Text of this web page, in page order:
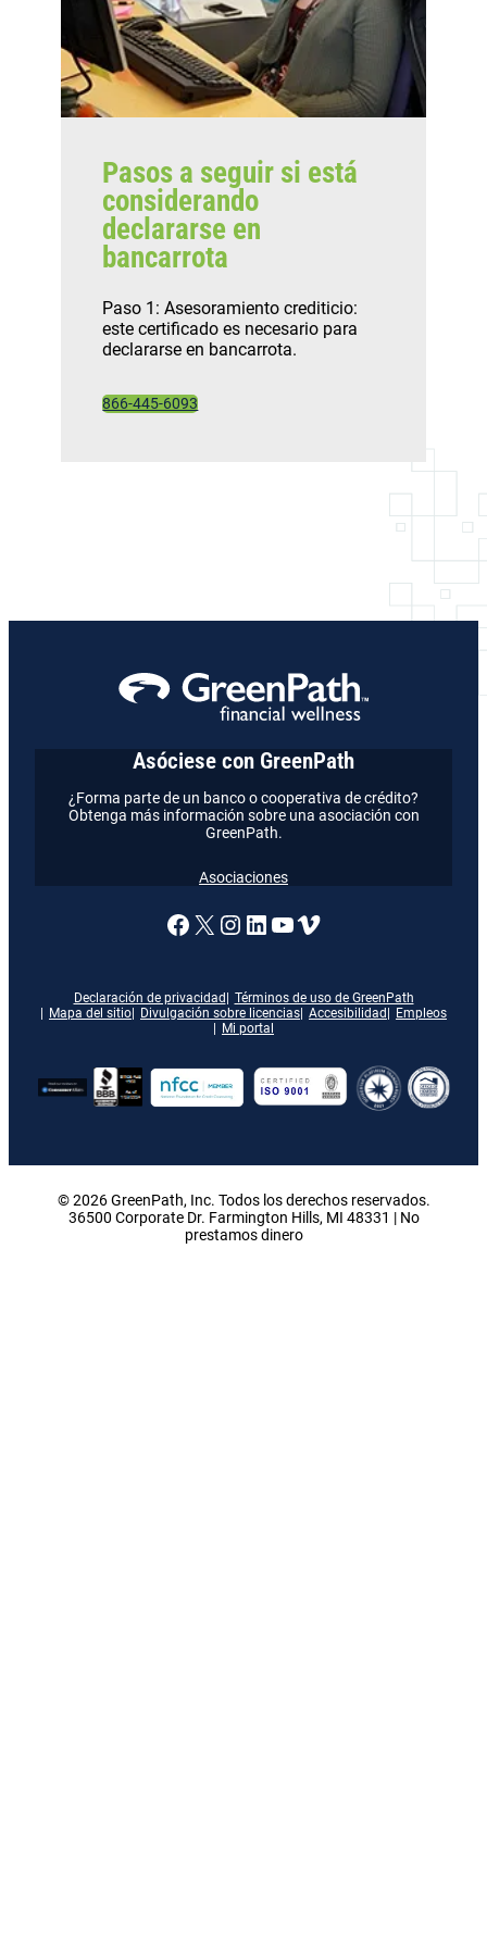
Pasos a seguir si está
considerando
declararse en
bancarrota
Paso 1: Asesoramiento crediticio:
este certificado es necesario para
declararse en bancarrota.
866-445-6093
Declaración de privacidad
Términos de uso de GreenPath
Mapa del sitio
Divulgación sobre licencias Accesibilidad
Empleos
Mi portal
Enlace a nuestra página de
X Enlace a nuestra
Enlace a nuestra
Enlace a nuestra
Vimeo
Asóciese con GreenPath
¿Forma parte de un banco o cooperativa de crédito?
Obtenga más información sobre una asociación con
GreenPath.
Asociaciones
© 2026 GreenPath, Inc. Todos los derechos reservados.
36500 Corporate Dr. Farmington Hills, MI 48331 | No
prestamos dinero